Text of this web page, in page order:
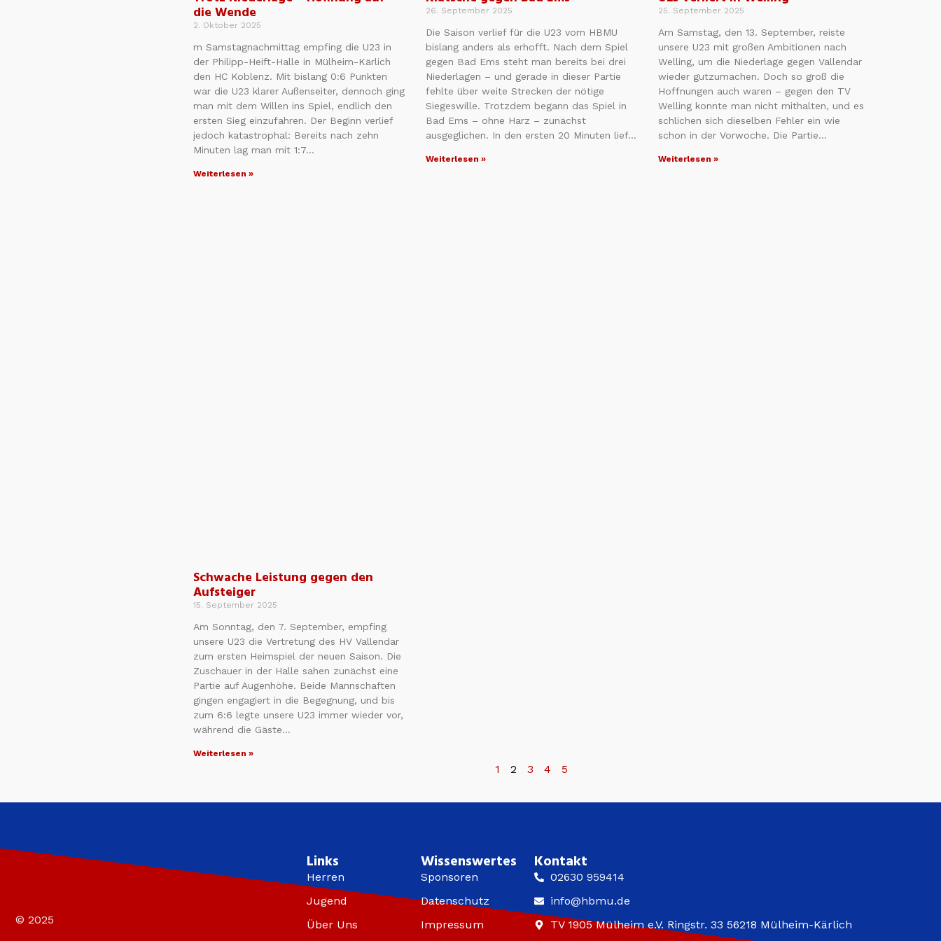
die Wende
2. Oktober 2025
m Samstagnachmittag empfing die U23 in
der Philipp-Heift-Halle in Mülheim-Kärlich
den HC Koblenz. Mit bislang 0:6 Punkten
war die U23 klarer Außenseiter, dennoch ging
man mit dem Willen ins Spiel, endlich den
ersten Sieg einzufahren. Der Beginn verlief
jedoch katastrophal: Bereits nach zehn
Minuten lag man mit 1:7…
Weiterlesen »
26. September 2025
Die Saison verlief für die U23 vom HBMU
bislang anders als erhofft. Nach dem Spiel
gegen Bad Ems steht man bereits bei drei
Niederlagen – und gerade in dieser Partie
fehlte über weite Strecken der nötige
Siegeswille. Trotzdem begann das Spiel in
Bad Ems – ohne Harz – zunächst
ausgeglichen. In den ersten 20 Minuten lief…
Weiterlesen »
25. September 2025
Am Samstag, den 13. September, reiste
unsere U23 mit großen Ambitionen nach
Welling, um die Niederlage gegen Vallendar
wieder gutzumachen. Doch so groß die
Hoffnungen auch waren – gegen den TV
Welling konnte man nicht mithalten, und es
schlichen sich dieselben Fehler ein wie
schon in der Vorwoche. Die Partie…
Weiterlesen »
Schwache Leistung gegen den
Aufsteiger
15. September 2025
Am Sonntag, den 7. September, empfing
unsere U23 die Vertretung des HV Vallendar
zum ersten Heimspiel der neuen Saison. Die
Zuschauer in der Halle sahen zunächst eine
Partie auf Augenhöhe. Beide Mannschaften
gingen engagiert in die Begegnung, und bis
zum 6:6 legte unsere U23 immer wieder vor,
während die Gäste…
Weiterlesen »
1 2 3 4 5
© 2025
Links
Herren
Jugend
Über Uns
Wissenswertes
Sponsoren
Datenschutz
Impressum
Kontakt
02630 959414
info@hbmu.de
TV 1905 Mülheim e.V. Ringstr. 33 56218 Mülheim-Kärlich